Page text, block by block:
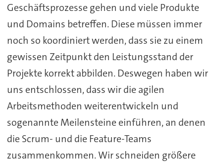
Geschäftsprozesse gehen und viele Produkte
und Domains betreffen. Diese müssen immer
noch so koordiniert werden, dass sie zu einem
gewissen Zeitpunkt den Leistungsstand der
Projekte korrekt abbilden. Deswegen haben wir
uns entschlossen, dass wir die agilen
Arbeitsmethoden weiterentwickeln und
sogenannte Meilensteine einführen, an denen
die Scrum- und die Feature-Teams
zusammenkommen. Wir schneiden größere